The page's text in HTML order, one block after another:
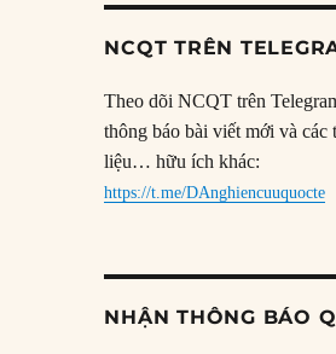
NCQT TRÊN
Theo dõi NCQT trên
thông báo bài viết mới và các
liệu… hữu ích khác:
https://t.me/DAnghiencuuquocte
NHẬN THÔNG BÁO